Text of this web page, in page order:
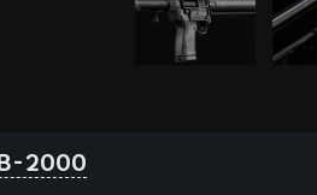
2000